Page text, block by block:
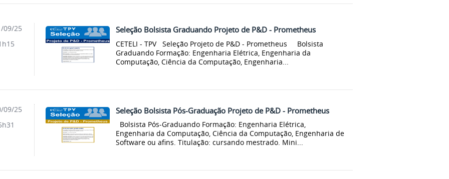
Seleção Bolsista Graduando Projeto de P&D - Prometheus
CETELI - TPV Seleção Projeto de P&D - Prometheus Bolsista
Graduando Formação: Engenharia Elétrica, Engenharia da
Computação, Ciência da Computação, Engenharia...
09/25
Seleção Bolsista Pós-Graduação Projeto de P&D - Prometheus
Bolsista Pós-Graduando Formação: Engenharia Elétrica,
Engenharia da Computação, Ciência da Computação, Engenharia de
Software ou afins. Titulação: cursando mestrado. Mini...
09/25